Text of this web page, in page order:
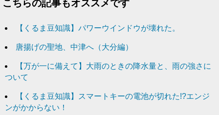
こちらの記事もオススメです
【くるま豆知識】パワーウインドウが壊れた。
唐揚げの聖地、中津へ（大分編）
【万が一に備えて】大雨のときの降水量と、雨の強さに
ついて
【くるま豆知識】スマートキーの電池が切れた!?エンジ
ンがかからない！